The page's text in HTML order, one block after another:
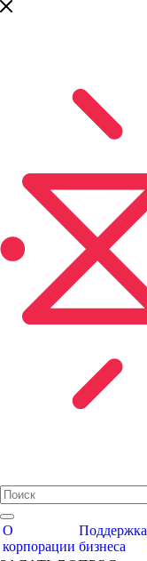
О
корпорации
Поддержка
бизнеса